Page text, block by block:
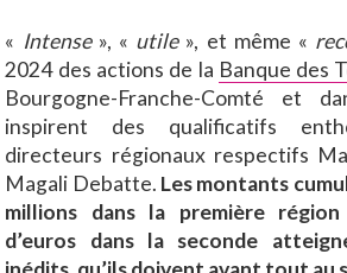
« Intense », « utile », et même «
2024 des actions de la Banque des
Bourgogne-Franche-Comté et
inspirent des qualificatifs
directeurs régionaux respectifs
Magali Debatte. Les montants
millions dans la première
d’euros dans la seconde